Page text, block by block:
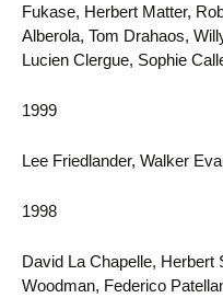
Fukase, Herbert Matter,
Alberola, Tom Drahaos,
Lucien Clergue, Sophie
1999
Lee Friedlander, Walker
1998
David La Chapelle,
Woodman, Federico